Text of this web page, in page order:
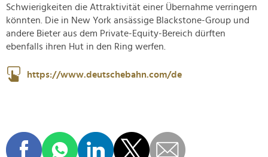
Schwierigkeiten die Attraktivität einer Übernahme verringern
könnten. Die in New York ansässige Blackstone-Group und
andere Bieter aus dem Private-Equity-Bereich dürften
ebenfalls ihren Hut in den Ring werfen.
https://www.deutschebahn.com/de